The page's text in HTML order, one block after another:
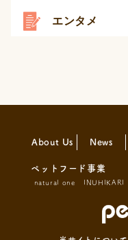
エンタメ
About Us News
ペットフード事業
natural one INUHIKARI